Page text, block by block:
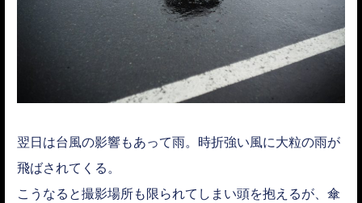
翌日は台風の影響もあって雨。時折強い風に大粒の雨が
飛ばされてくる。
こうなると撮影場所も限られてしまい頭を抱えるが、傘